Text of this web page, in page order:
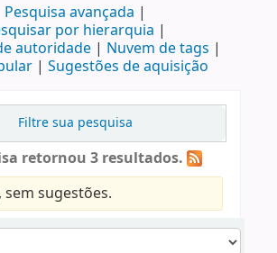
Pesquisa avançada
por hierarquia
autoridade
Nuvem de tags
Sugestões de aquisição
Filtre sua pesquisa
retornou 3 resultados.
sem sugestões.